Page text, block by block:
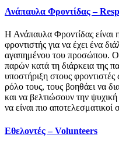
Ανάπαυλα Φροντίδας –
Η Ανάπαυλα Φροντίδας είναι
φροντιστής για να έχει ένα
αγαπημένου του προσώπου. Ο
παρών κατά τη διάρκεια της
υποστήριξη στους
ρόλο τους, τους βοηθάει να
και να βελτιώσουν την
να είναι πιο
Εθελοντές – Volunteers